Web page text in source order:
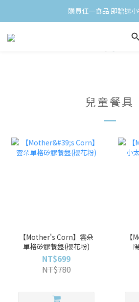
首購不限金額、享免運 (需
購買任一食品 即贈送
會員消費滿$499 領取當
首購不限金額、享免運 (需
兒童餐具
【Mother's Corn】雲朵
單格矽膠餐盤(櫻花粉)
NT$699
NT$780
【